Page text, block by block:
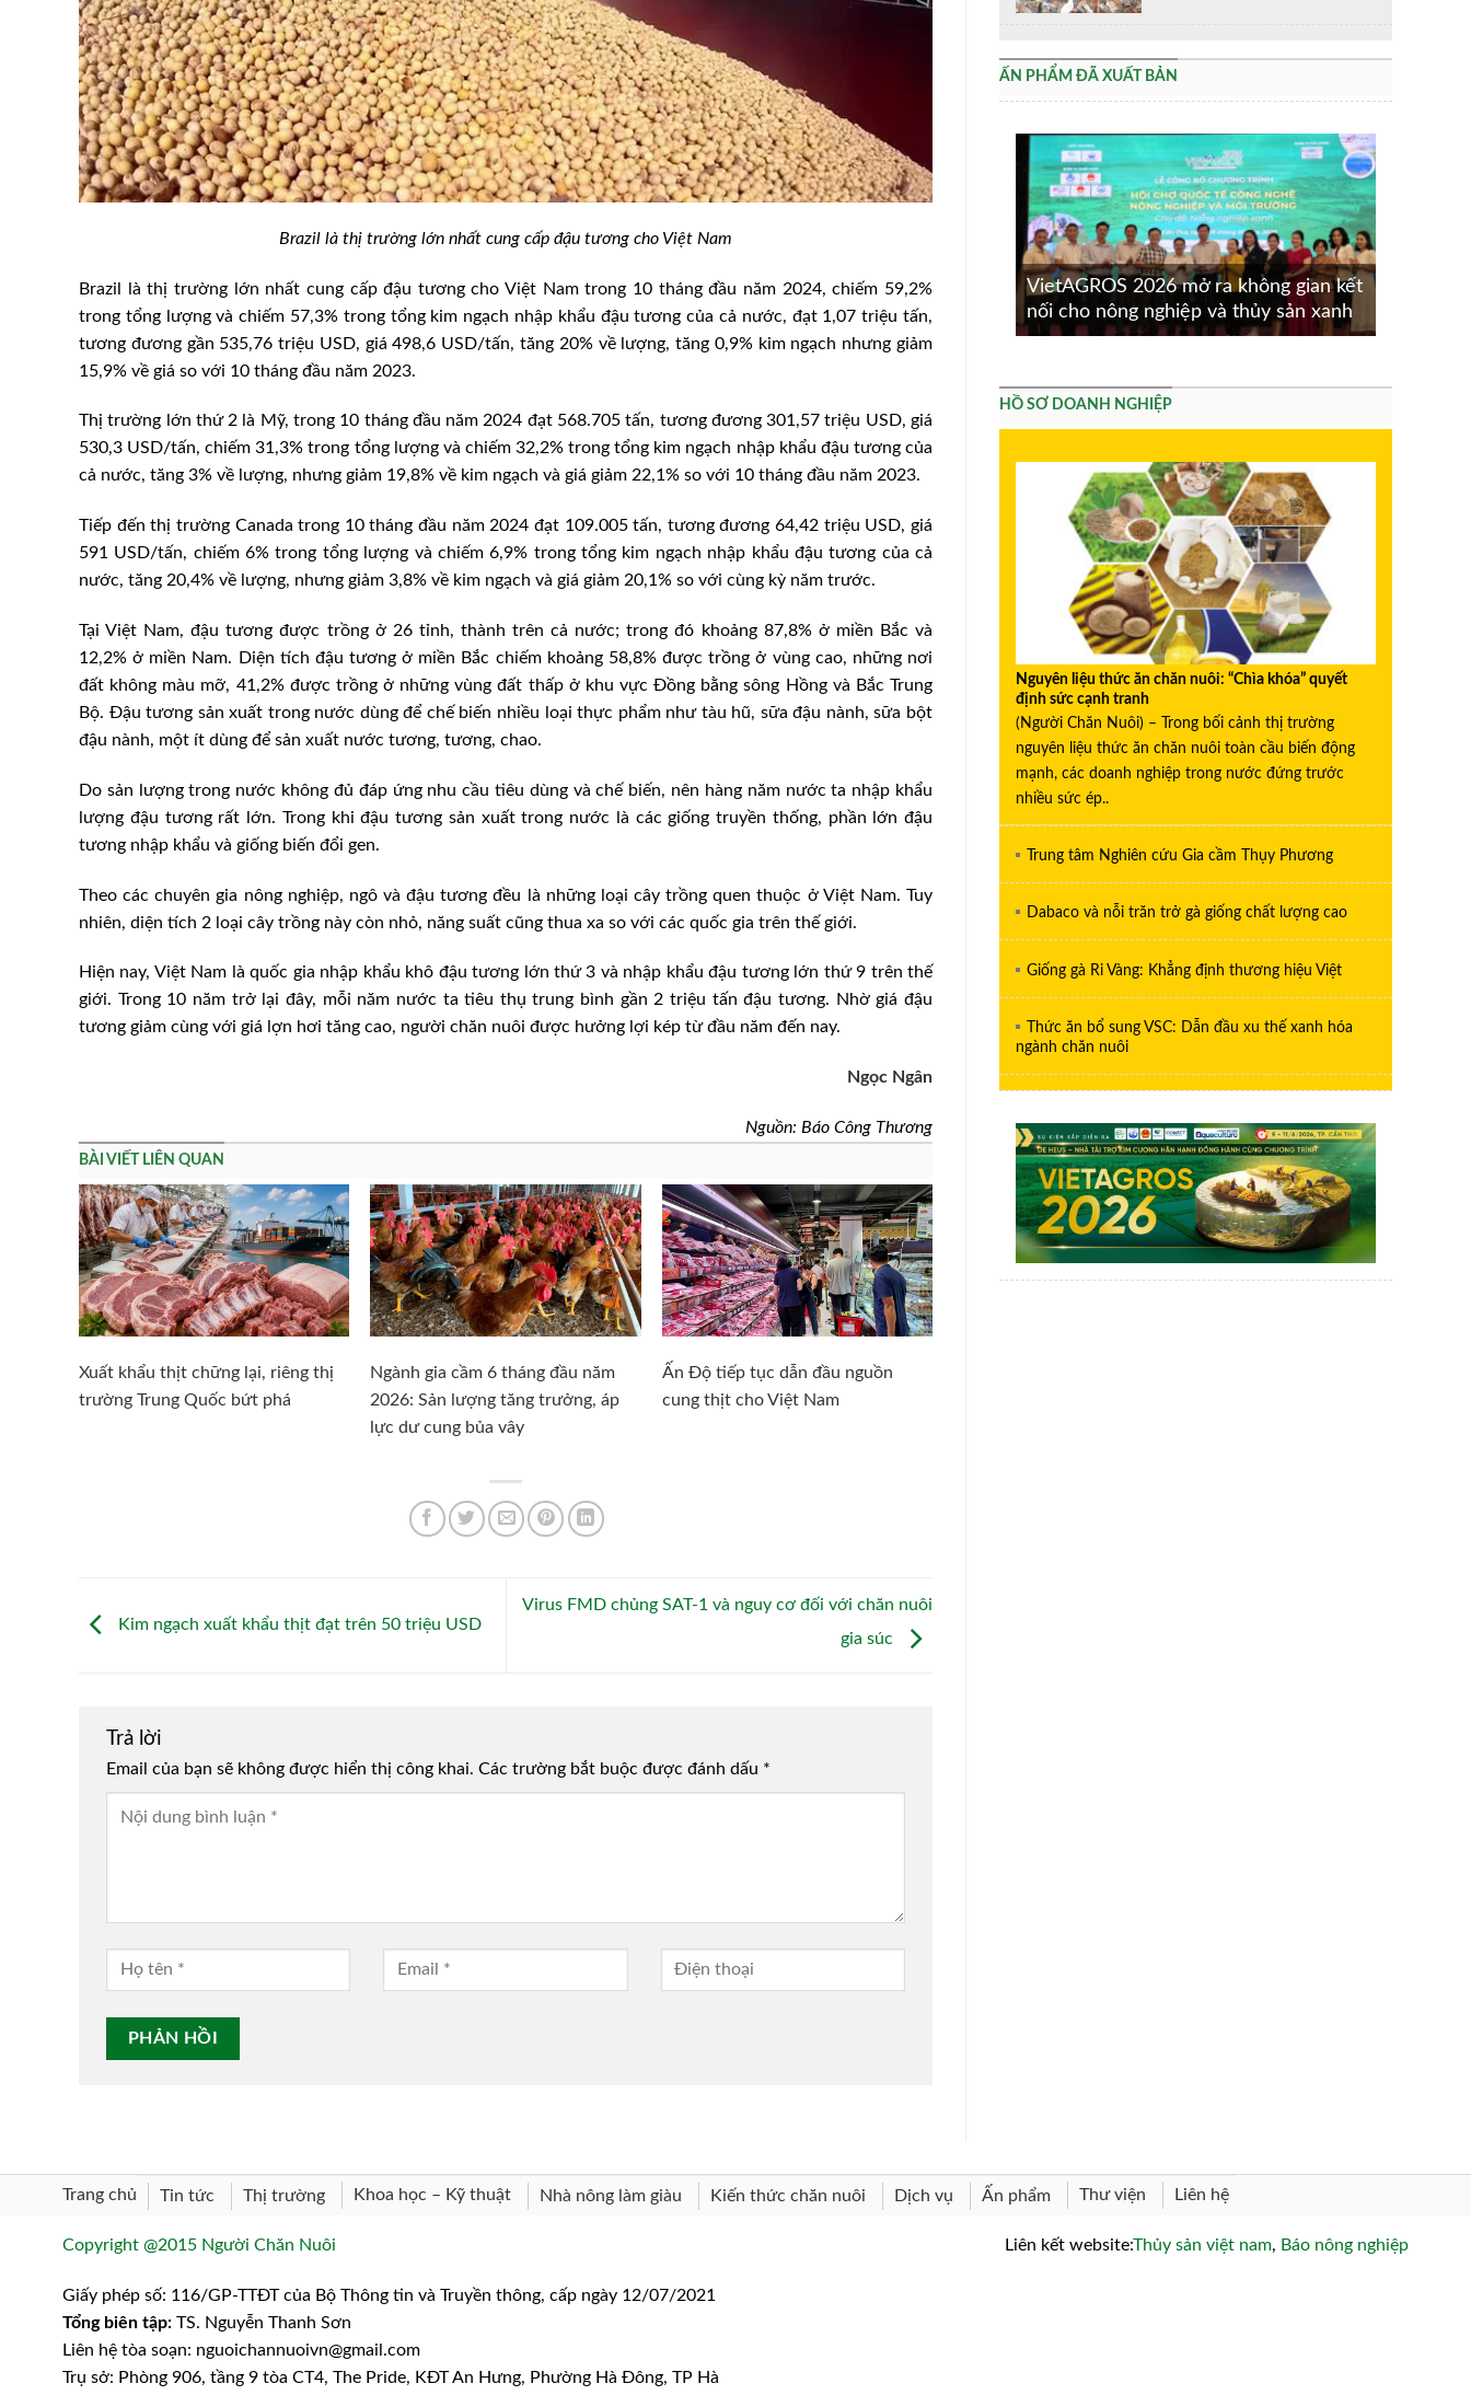
Brazil là thị trường lớn nhất cung cấp đậu tương cho Việt Nam
Brazil là thị trường lớn nhất cung cấp đậu tương cho Việt Nam trong 10 tháng đầu năm 2024, chiếm 59,2%
trong tổng lượng và chiếm 57,3% trong tổng kim ngạch nhập khẩu đậu tương của cả nước, đạt 1,07 triệu tấn,
tương đương gần 535,76 triệu USD, giá 498,6 USD/tấn, tăng 20% về lượng, tăng 0,9% kim ngạch nhưng giảm
15,9% về giá so với 10 tháng đầu năm 2023.
Thị trường lớn thứ 2 là Mỹ, trong 10 tháng đầu năm 2024 đạt 568.705 tấn, tương đương 301,57 triệu USD, giá
530,3 USD/tấn, chiếm 31,3% trong tổng lượng và chiếm 32,2% trong tổng kim ngạch nhập khẩu đậu tương của
cả nước, tăng 3% về lượng, nhưng giảm 19,8% về kim ngạch và giá giảm 22,1% so với 10 tháng đầu năm 2023.
Tiếp đến thị trường Canada trong 10 tháng đầu năm 2024 đạt 109.005 tấn, tương đương 64,42 triệu USD, giá
591 USD/tấn, chiếm 6% trong tổng lượng và chiếm 6,9% trong tổng kim ngạch nhập khẩu đậu tương của cả
nước, tăng 20,4% về lượng, nhưng giảm 3,8% về kim ngạch và giá giảm 20,1% so với cùng kỳ năm trước.
Tại Việt Nam, đậu tương được trồng ở 26 tỉnh, thành trên cả nước; trong đó khoảng 87,8% ở miền Bắc và
12,2% ở miền Nam. Diện tích đậu tương ở miền Bắc chiếm khoảng 58,8% được trồng ở vùng cao, những nơi
đất không màu mỡ, 41,2% được trồng ở những vùng đất thấp ở khu vực Đồng bằng sông Hồng và Bắc Trung
Bộ. Đậu tương sản xuất trong nước dùng để chế biến nhiều loại thực phẩm như tàu hũ, sữa đậu nành, sữa bột
đậu nành, một ít dùng để sản xuất nước tương, tương, chao.
Do sản lượng trong nước không đủ đáp ứng nhu cầu tiêu dùng và chế biến, nên hàng năm nước ta nhập khẩu
lượng đậu tương rất lớn. Trong khi đậu tương sản xuất trong nước là các giống truyền thống, phần lớn đậu
tương nhập khẩu và giống biến đổi gen.
Theo các chuyên gia nông nghiệp, ngô và đậu tương đều là những loại cây trồng quen thuộc ở Việt Nam. Tuy
nhiên, diện tích 2 loại cây trồng này còn nhỏ, năng suất cũng thua xa so với các quốc gia trên thế giới.
Hiện nay, Việt Nam là quốc gia nhập khẩu khô đậu tương lớn thứ 3 và nhập khẩu đậu tương lớn thứ 9 trên thế
giới. Trong 10 năm trở lại đây, mỗi năm nước ta tiêu thụ trung bình gần 2 triệu tấn đậu tương. Nhờ giá đậu
tương giảm cùng với giá lợn hơi tăng cao, người chăn nuôi được hưởng lợi kép từ đầu năm đến nay.
Ngọc Ngân
Nguồn: Báo Công Thương
BÀI VIẾT LIÊN QUAN
Xuất khẩu thịt chững lại, riêng thị
trường Trung Quốc bứt phá
Ngành gia cầm 6 tháng đầu năm
2026: Sản lượng tăng trưởng, áp
lực dư cung bủa vây
Ấn Độ tiếp tục dẫn đầu nguồn
cung thịt cho Việt Nam
Kim ngạch xuất khẩu thịt đạt trên 50 triệu USD
Virus FMD chủng SAT-1 và nguy cơ đối với chăn nuôi
gia súc
Trả lời
Email của bạn sẽ không được hiển thị công khai. Các trường bắt buộc được đánh dấu *
Alternative:
ẤN PHẨM ĐÃ XUẤT BẢN
VietAGROS 2026 mở ra không gian kết
nối cho nông nghiệp và thủy sản xanh
hoà tăng trưởng
an toàn dịch bệnh
Làm giàu từ nuôi con đặc sản
Châu Á chạy đua sản xuất trứng gà
hạnh phúc
HỒ SƠ DOANH NGHIỆP
Nguyên liệu thức ăn chăn nuôi: “Chìa khóa” quyết
định sức cạnh tranh
(Người Chăn Nuôi) – Trong bối cảnh thị trường
nguyên liệu thức ăn chăn nuôi toàn cầu biến động
mạnh, các doanh nghiệp trong nước đứng trước
nhiều sức ép..
Trung tâm Nghiên cứu Gia cầm Thụy Phương
Dabaco và nỗi trăn trở gà giống chất lượng cao
Giống gà Ri Vàng: Khẳng định thương hiệu Việt
Thức ăn bổ sung VSC: Dẫn đầu xu thế xanh hóa
ngành chăn nuôi
Trang chủ Tin tức Thị trường Khoa học – Kỹ thuật Nhà nông làm giàu Kiến thức chăn nuôi Dịch vụ Ấn phẩm Thư viện Liên hệ
Copyright @2015 Người Chăn Nuôi
Giấy phép số: 116/GP-TTĐT của Bộ Thông tin và Truyền thông, cấp ngày 12/07/2021
Tổng biên tập: TS. Nguyễn Thanh Sơn
Liên hệ tòa soạn: nguoichannuoivn@gmail.com
Trụ sở: Phòng 906, tầng 9 tòa CT4, The Pride, KĐT An Hưng, Phường Hà Đông, TP Hà
Liên kết website:Thủy sản việt nam, Báo nông nghiệp